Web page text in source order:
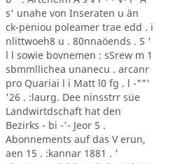
s' unahe von Inseraten u än
ck-peniou poleamer trae edd . i
nlittwoeh8 u . 80nnaöends . S '
l l sowie bovnemen : sSrew m 1
sbmmllichea unanecu . arcanr
pro Quariai l i Matt l0 fg . l -""'
'26 . :laurg. Dee ninsstrr süe
Landwirtdschaft hat den
Bezirks - bi -'- Jeor 5 .
Abonnements auf das V erun,
aen 15 . :kannar 1881 . '